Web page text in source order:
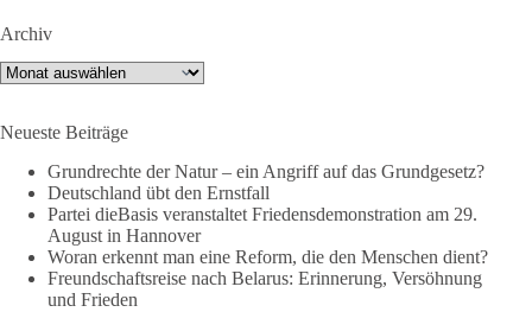
dieBasis meint:
Wer Menschen für politische Interessen instrumentalisiert,
Europa braucht eine Migrationspolitik, die auf drei
Grundpfeilern beruht:
✅ Achtung der Menschenwürde
✅ Wahrung rechtsstaatlicher Verfahren
✅ Verantwortung statt Symbolpolitik
Archiv
Archiv
Neueste Beiträge
Grundrechte der Natur – ein Angriff auf das Grundgesetz?
Deutschland übt den Ernstfall
Partei dieBasis veranstaltet Friedensdemonstration am 29.
August in Hannover
Woran erkennt man eine Reform, die den Menschen dient?
Freundschaftsreise nach Belarus: Erinnerung, Versöhnung
und Frieden